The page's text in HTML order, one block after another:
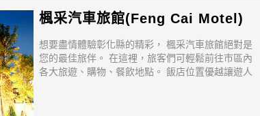
楓采汽車旅館(Feng Cai Motel)
想要盡情體驗彰化縣的精彩， 楓采汽車旅館絕對是
您的最佳旅伴。 在這裡，旅客們可輕鬆前往市區內
各大旅遊、購物、餐飲地點。 飯店位置優越讓遊人